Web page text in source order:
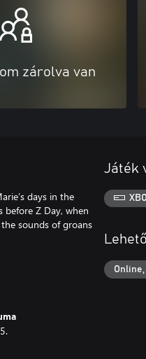
zárolva van
days in the
before Z Day, when
sounds of groans
Játék